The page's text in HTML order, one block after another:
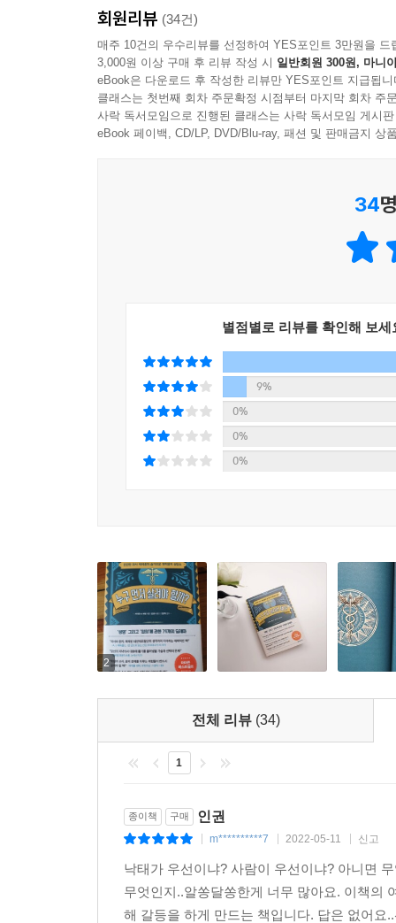
활발한 토론을 위해 새로운 윤리적 난제들을 습관
이식받을 자격이 있을까?”
이 가운데 당신이 실제로 맞닥뜨릴 난제가 있을지
다다르든, 바라건대 이 물음들을 다양한 관점
알아주었으면 좋겠다. _〈들어가며〉 중에서
가치관을 살펴보고, 기분 좋은 토론을 펼치는
문제들’ ‘임신과 출산에 얽힌 문제들’ ‘죽음을
임상의, 정책 입안자들이 비슷한 문제들을 어떻게
궁극적으로 ‘기술과 윤리’ ‘생명과 정의’의 문제
유지하려 애썼다. 덕분에 윤리 문제를 다루는 정
회원리뷰 (34건)
매주 10건의 우수리뷰를 선정하여 YES포인트 3만원을 드
3,000원 이상 구매 후 리뷰 작성 시 일반회원 300원, 마니
eBook은 다운로드 후 작성한 리뷰만 YES포인트 지급됩니
클래스는 첫번째 회차 주문확정 시점부터 마지막 회차 주
사락 독서모임으로 진행된 클래스는 사락 독서모임 게시
eBook 페이백, CD/LP, DVD/Blu-ray, 패션 및 판매금지 상
34
별점별로 리뷰를 확인해 보세
9%
0%
0%
0%
2
전체 리뷰 (34)
1
종이책 구매 인권
m**********7 2022-05-11 신고
낙태가 우선이냐? 사람이 우선이냐? 아니면
무엇인지..알쏭달쏭한게 너무 많아요. 이책의
해 갈등을 하게 만드는 책입니다. 답은 없어